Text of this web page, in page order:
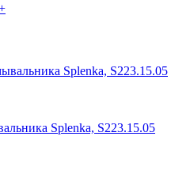
Splenka, S223.15.05